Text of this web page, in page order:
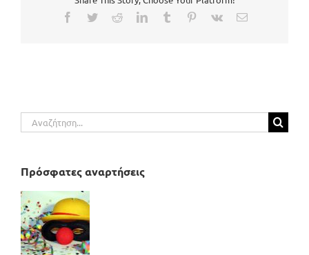
Facebook
TwitterRedditLinkedInTumblr Pinterest
Vk Email
Αναζήτηση
για:
Πρόσφατες αναρτήσεις